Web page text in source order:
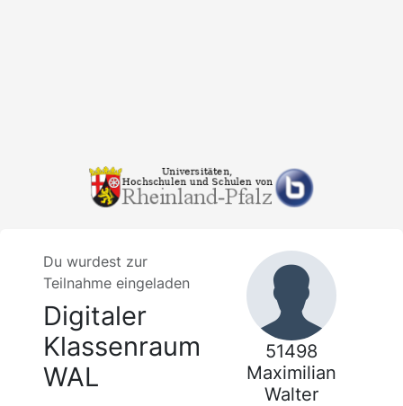
Du wurdest zur
Teilnahme eingeladen
Digitaler
Klassenraum
WAL
51498
Maximilian
Walter